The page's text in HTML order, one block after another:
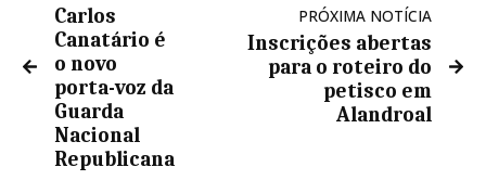
Carlos
Canatário é
o novo
porta-voz da
Guarda
Nacional
Republicana
PRÓXIMA NOTÍCIA
Inscrições abertas
para o roteiro do
petisco em
Alandroal